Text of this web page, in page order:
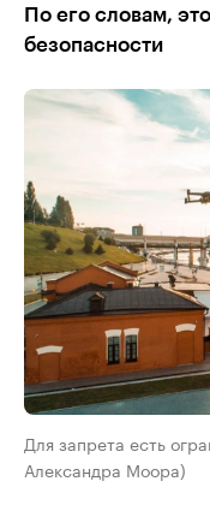
По его словам,
безопасности
Для запрета есть
Александра Моора)